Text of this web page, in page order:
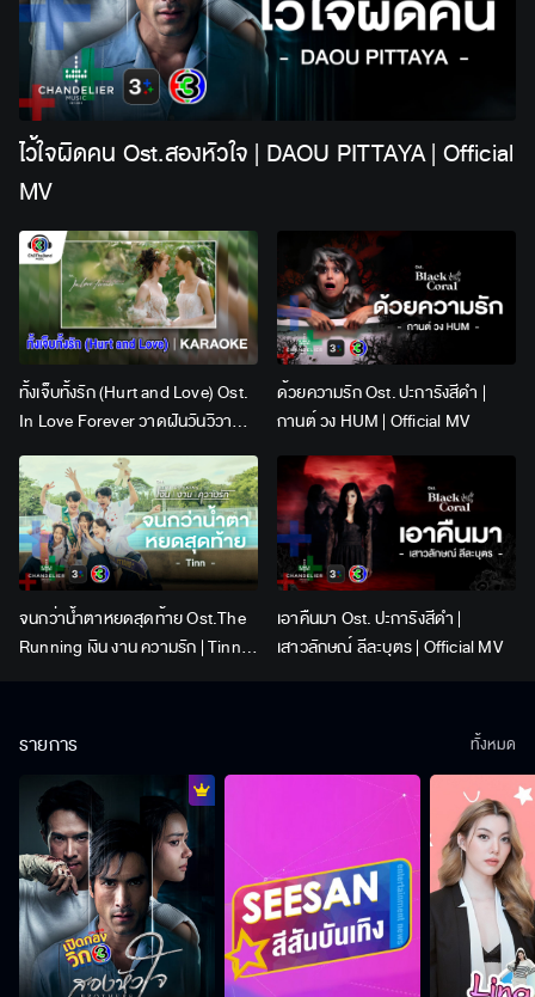
ไว้ใจผิดคน Ost.สองหัวใจ | DAOU PITTAYA | Official
MV
ทั้งเจ็บทั้งรัก (Hurt and Love) Ost.
In Love Forever วาดฝันวันวิวาห์ |
Lingling Kwong x Orm
Kornnaphat | Official Karaoke
ด้วยความรัก Ost. ปะการังสีดำ |
กานต์ วง HUM | Official MV
จนกว่าน้ำตาหยดสุดท้าย Ost.The
Running เงิน งาน ความรัก | Tinn |
เอาคืนมา Ost. ปะการังสีดำ |
เสาวลักษณ์ ลีละบุตร | Official MV
รายการ ทั้งหมด